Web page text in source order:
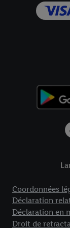
Coordonnées
Déclaration
Déclaration en
Droit de
pour l’avenir
données
Vous